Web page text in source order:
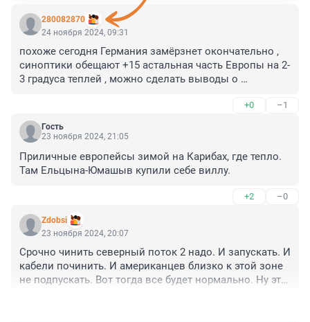
280082870
24 ноября 2024, 09:31
похоже сегодня Германия замёрзнет окончательно ,
синоптики обещают +15 астальная часть Европы на 2-
3 градуса теплей , можно сделать выводы о
+0 –1
Гость
23 ноября 2024, 21:05
Приличные европейсы зимой на Карибах, где тепло.
Там Ельцына-Юмашыв купили себе виллу.
+2 –0
Zdobsi
23 ноября 2024, 20:07
Срочно чинить северный поток 2 надо. И запускать. И
кабели починить. И американцев близко к этой зоне
не подпускать. Вот тогда все будет нормально. Ну это